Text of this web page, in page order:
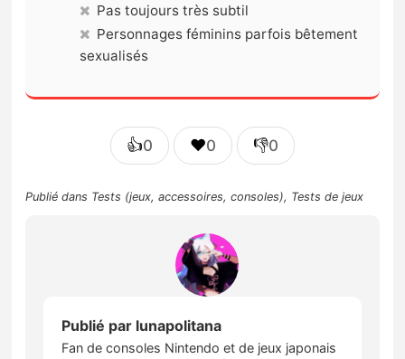
Pas toujours très subtil
Personnages féminins parfois bêtement
sexualisés
👍0 ❤️0 👎0
Publié dans Tests (jeux, accessoires, consoles), Tests de jeux
Publié par lunapolitana
Fan de consoles Nintendo et de jeux japonais